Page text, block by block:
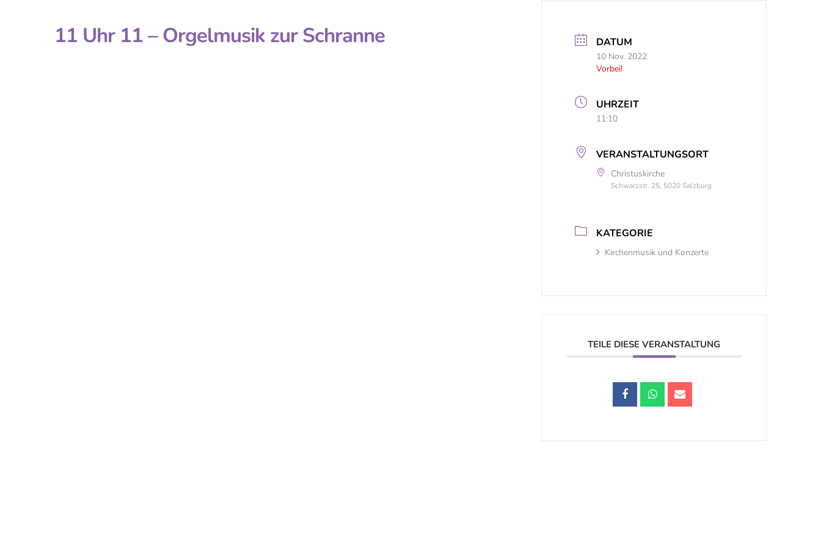
11 Uhr 11 – Orgelmusik zur Schranne DATUM
10 Nov. 2022
Vorbei!
UHRZEIT
11:10
VERANSTALTUNGSORT
Christuskirche
Schwarzstr. 25, 5020 Salzburg
KATEGORIE
Kirchenmusik und Konzerte
TEILE DIESE VERANSTALTUNG